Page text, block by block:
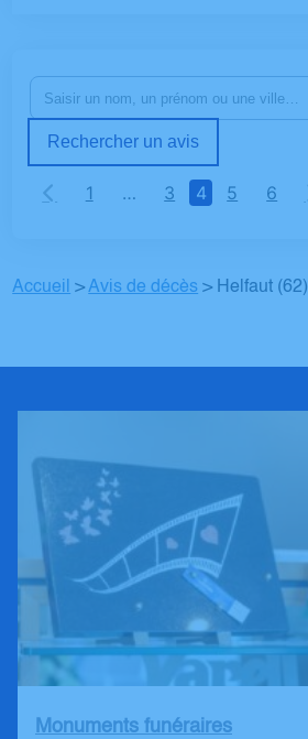
Rechercher un avis
1 … 3 4 5 6
Accueil >Avis de décès > Helfaut (62)
Monuments funéraires